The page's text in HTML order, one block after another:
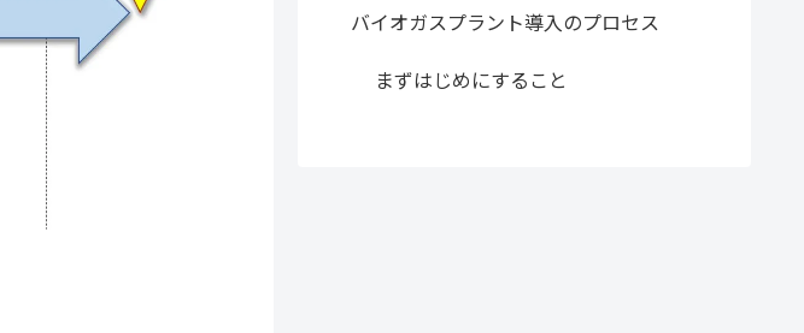
バイオガスプラント導入のプロセス
まずはじめにすること